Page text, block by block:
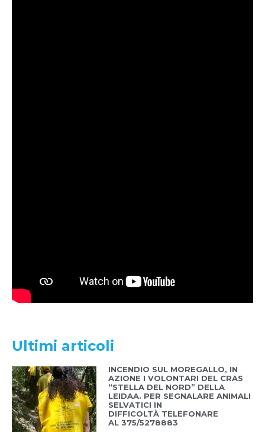
Ultimi articoli
INCENDIO SUL MOREGALLO, IN
AZIONE I VOLONTARI DEL CRAS
“STELLA DEL NORD” DELLA
LEIDAA. PER SEGNALARE ANIMALI
SELVATICI IN
DIFFICOLTÀ TELEFONARE
AL 375/5278883